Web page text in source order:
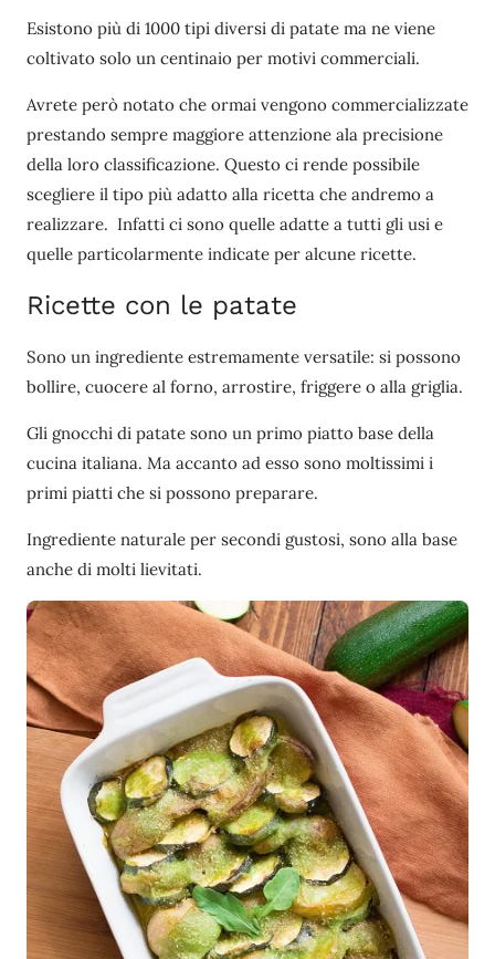
Esistono più di 1000 tipi diversi di patate ma ne viene
coltivato solo un centinaio per motivi commerciali.
Avrete però notato che ormai vengono commercializzate
prestando sempre maggiore attenzione ala precisione
della loro classificazione. Questo ci rende possibile
scegliere il tipo più adatto alla ricetta che andremo a
realizzare. Infatti ci sono quelle adatte a tutti gli usi e
quelle particolarmente indicate per alcune ricette.
Ricette con le patate
Sono un ingrediente estremamente versatile: si possono
bollire, cuocere al forno, arrostire, friggere o alla griglia.
Gli gnocchi di patate sono un primo piatto base della
cucina italiana. Ma accanto ad esso sono moltissimi i
primi piatti che si possono preparare.
Ingrediente naturale per secondi gustosi, sono alla base
anche di molti lievitati.